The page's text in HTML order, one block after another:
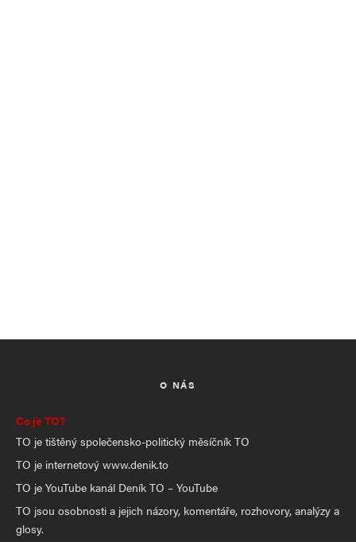
O NÁS
Co je TO?
TO je tištěný společensko-politický měsíčník TO
TO je internetový www.denik.to
TO je YouTube kanál Deník TO – YouTube
TO jsou osobnosti a jejich názory, komentáře, rozhovory, analýzy a
glosy.